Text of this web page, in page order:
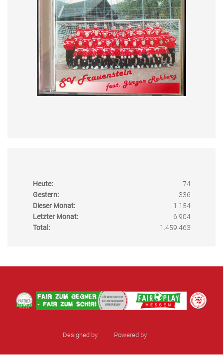
Heute:
74
Gestern:
336
Dieser Monat:
1.154
Letzter Monat:
6.904
Total:
1.459.463
Designed by Powered by